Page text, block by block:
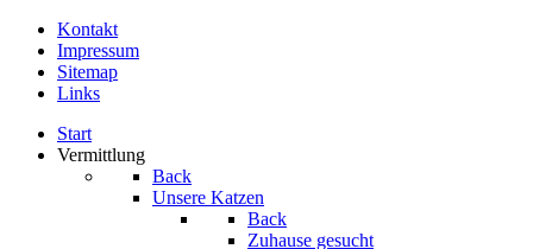
Kontakt
Impressum
Sitemap
Links
Start
Vermittlung
Back
Unsere Katzen
Back
Zuhause gesucht